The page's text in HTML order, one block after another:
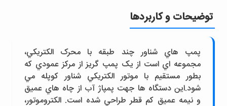
توضیحات و کاربردها
پمپ هاي شناور چند طبقه با محرک الکتريکي،
مجموعه اي است از يک پمپ گريز از مرکز عمودي که
بطور مستقيم با موتور الکتريکي شناور کوپله مي
شود.اين دستگاه ها جهت پمپاژ آب از چاه هاي عميق
و نيمه عميق کم قطر طراحي شده است. الکتروموتور،